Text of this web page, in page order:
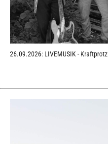
26.09.2026: LIVEMUSIK - Kraftprotz